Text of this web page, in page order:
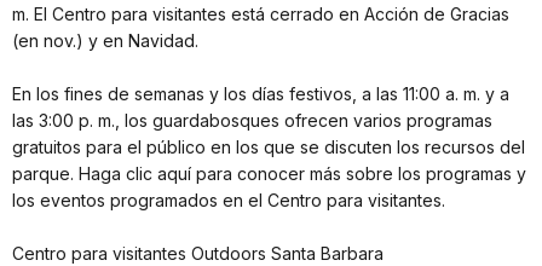
m. El Centro para visitantes está cerrado en Acción de Gracias
(en nov.) y en Navidad.
En los fines de semanas y los días festivos, a las 11:00 a. m. y a
las 3:00 p. m., los guardabosques ofrecen varios programas
gratuitos para el público en los que se discuten los recursos del
parque. Haga clic aquí para conocer más sobre los programas y
los eventos programados en el Centro para visitantes.
Centro para visitantes Outdoors Santa Barbara